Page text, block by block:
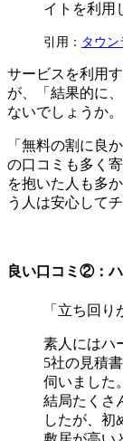
イトを利用
引用： タウン
サービスを利用
が、「結果的に
ないでしょうか。
「無料の割に良
の口コミも多く
を抱いた人も多
う人は安心して
良い口コミ②：
「立ち回
素人にはハ
5社の見積
伺いました。
結局たくさ
したが、初